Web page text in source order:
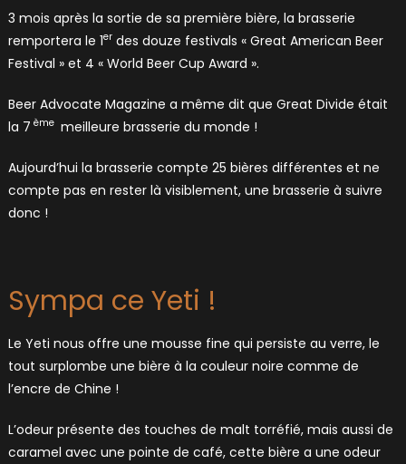
3 mois après la sortie de sa première bière, la brasserie
remportera le 1erdes douze festivals « Great American Beer
Festival » et 4 « World Beer Cup Award ».
Beer Advocate Magazine a même dit que Great Divide était
la 7 ème meilleure brasserie du monde !
Aujourd’hui la brasserie compte 25 bières différentes et ne
compte pas en rester là visiblement, une brasserie à suivre
donc !
Sympa ce Yeti !
Le Yeti nous offre une mousse fine qui persiste au verre, le
tout surplombe une bière à la couleur noire comme de
l’encre de Chine !
L’odeur présente des touches de malt torréfié, mais aussi de
caramel avec une pointe de café, cette bière a une odeur